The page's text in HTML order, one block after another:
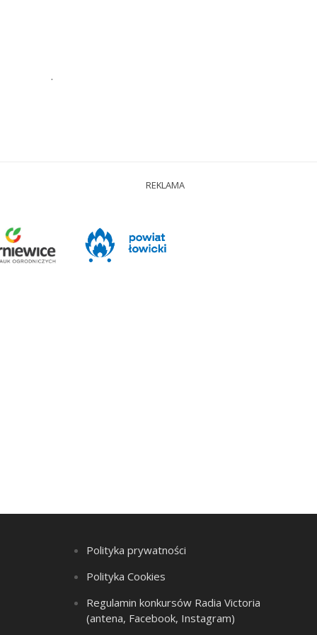
.
REKLAMA
Polityka prywatności
Polityka Cookies
Regulamin konkursów Radia Victoria
(antena, Facebook, Instagram)